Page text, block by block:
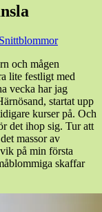
Snittblommor
och mågen
lite festligt med
vecka har jag
startat upp
kurser på. Och
det ihop sig. Tur att
massor av
på min första
skaffar